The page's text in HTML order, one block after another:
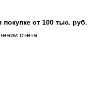
покупке от 100 тыс. руб.
счёта